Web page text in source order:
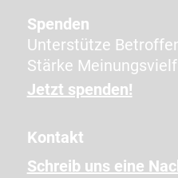
e
n
e
u
m
Spenden
Unterstütze
Stärke
Jetzt spenden!
Kontakt
Schreib uns eine